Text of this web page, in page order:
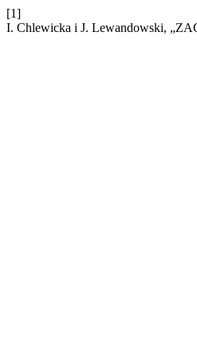
[1]
I. Chlewicka i J. Lewandowski,